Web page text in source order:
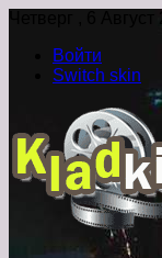
Четверг , 6 Август
Войти
Switch skin